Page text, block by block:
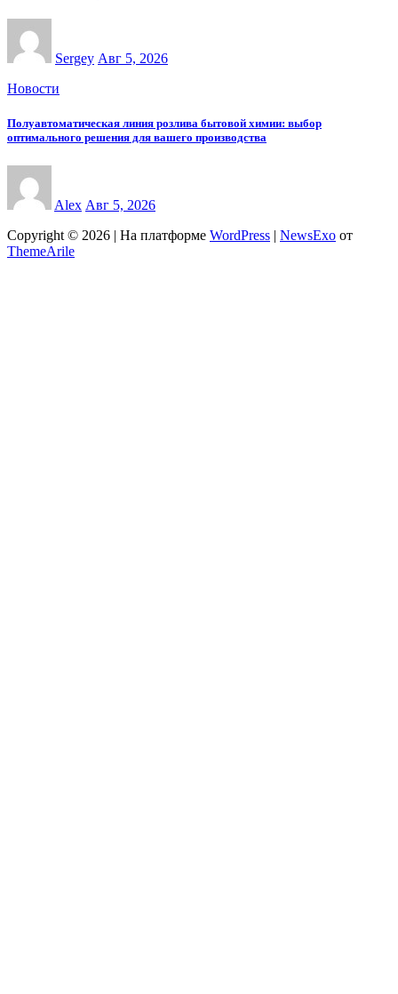
Sergey Авг 5, 2026
Новости
Полуавтоматическая линия розлива бытовой химии: выбор
оптимального решения для вашего производства
Alex Авг 5, 2026
Copyright © 2026 | На платформе WordPress | NewsExo от
ThemeArile